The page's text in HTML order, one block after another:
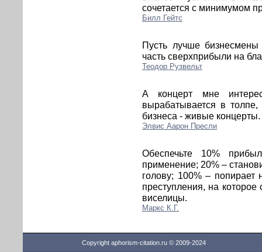
сочетается с минимумом
Билл Гейтс
Пусть лучше
часть сверхприбыли на
Теодор Рузвельт
А концерт мне
вырабатывается в
бизнеса - живые концерты.
Элвис Аарон Пресли
Обеспечьте 10%
применение; 20% –
голову; 100% – попирает
преступления, на
виселицы.
Маркс К.Г.
Copyright aphorism-citation.ru © 2009-2024